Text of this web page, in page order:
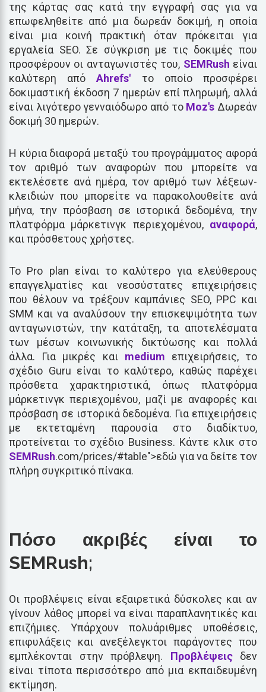
της κάρτας σας κατά την εγγραφή σας για να
επωφεληθείτε από μια δωρεάν δοκιμή, η οποία
είναι μια κοινή πρακτική όταν πρόκειται για
εργαλεία SEO. Σε σύγκριση με τις δοκιμές που
προσφέρουν οι ανταγωνιστές του, SEMRush είναι
καλύτερη απόAhrefs' το οποίο προσφέρει
δοκιμαστική έκδοση 7 ημερών επί πληρωμή, αλλά
είναι λιγότερο γενναιόδωρο από το Moz's Δωρεάν
δοκιμή 30 ημερών.
Η κύρια διαφορά μεταξύ του προγράμματος αφορά
τον αριθμό των αναφορών που μπορείτε να
εκτελέσετε ανά ημέρα, τον αριθμό των λέξεων-
κλειδιών που μπορείτε να παρακολουθείτε ανά
μήνα, την πρόσβαση σε ιστορικά δεδομένα, την
πλατφόρμα μάρκετινγκ περιεχομένου, αναφορά,
και πρόσθετους χρήστες.
Το Pro plan είναι το καλύτερο για ελεύθερους
επαγγελματίες και νεοσύστατες επιχειρήσεις
που θέλουν να τρέξουν καμπάνιες SEO, PPC και
SMM και να αναλύσουν την επισκεψιμότητα των
ανταγωνιστών, την κατάταξη, τα αποτελέσματα
των μέσων κοινωνικής δικτύωσης και πολλά
άλλα. Για μικρές και medium επιχειρήσεις, το
σχέδιο Guru είναι το καλύτερο, καθώς παρέχει
πρόσθετα χαρακτηριστικά, όπως πλατφόρμα
μάρκετινγκ περιεχομένου, μαζί με αναφορές και
πρόσβαση σε ιστορικά δεδομένα. Για επιχειρήσεις
με εκτεταμένη παρουσία στο διαδίκτυο,
προτείνεται το σχέδιο Business. Κάντε κλικ στο
SEMRush.com/prices/#table">εδώ για να δείτε τον
πλήρη συγκριτικό πίνακα.
Πόσο ακριβές είναι το
SEMRush;
Οι προβλέψεις είναι εξαιρετικά δύσκολες και αν
γίνουν λάθος μπορεί να είναι παραπλανητικές και
επιζήμιες. Υπάρχουν πολυάριθμες υποθέσεις,
επιφυλάξεις και ανεξέλεγκτοι παράγοντες που
εμπλέκονται στην πρόβλεψη. Προβλέψειςδεν
είναι τίποτα περισσότερο από μια εκπαιδευμένη
εκτίμηση.